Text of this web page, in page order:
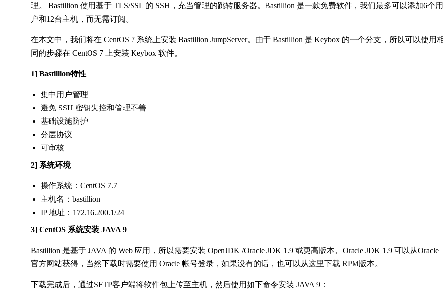
理。 Bastillion 使用基于 TLS/SSL 的 SSH，充当管理的跳转服务器。Bastillion 是一款免费软件，我们最多可以添加6个用
户和12台主机，而无需订阅。
在本文中，我们将在 CentOS 7 系统上安装 Bastillion JumpServer。由于 Bastillion 是 Keybox 的一个分支，所以可以使用
同的步骤在 CentOS 7 上安装 Keybox 软件。
1] Bastillion特性
集中用户管理
避免 SSH 密钥失控和管理不善
基础设施防护
分层协议
可审核
2] 系统环境
操作系统：CentOS 7.7
主机名：bastillion
IP 地址：172.16.200.1/24
3] CentOS 系统安装 JAVA 9
Bastillion 是基于 JAVA 的 Web 应用，所以需要安装 OpenJDK /Oracle JDK 1.9 或更高版本。Oracle JDK 1.9 可以从Oracle
官方网站获得，当然下载时需要使用 Oracle 帐号登录，如果没有的话，也可以从这里下载 RPM版本。
下载完成后，通过SFTP客户端将软件包上传至主机，然后使用如下命令安装 JAVA 9：